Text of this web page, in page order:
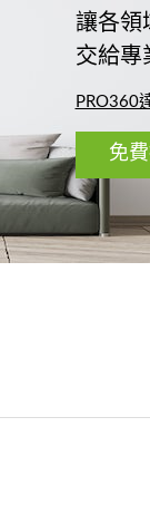
讓各領
交給專
PRO360
免